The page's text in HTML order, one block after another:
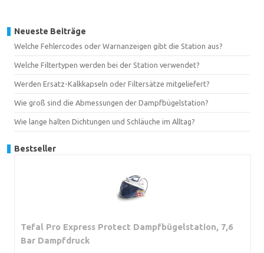
Neueste Beiträge
Welche Fehlercodes oder Warnanzeigen gibt die Station aus?
Welche Filtertypen werden bei der Station verwendet?
Werden Ersatz-Kalkkapseln oder Filtersätze mitgeliefert?
Wie groß sind die Abmessungen der Dampfbügelstation?
Wie lange halten Dichtungen und Schläuche im Alltag?
Bestseller
Tefal Pro Express Protect Dampfbügelstation, 7,6
Bar Dampfdruck